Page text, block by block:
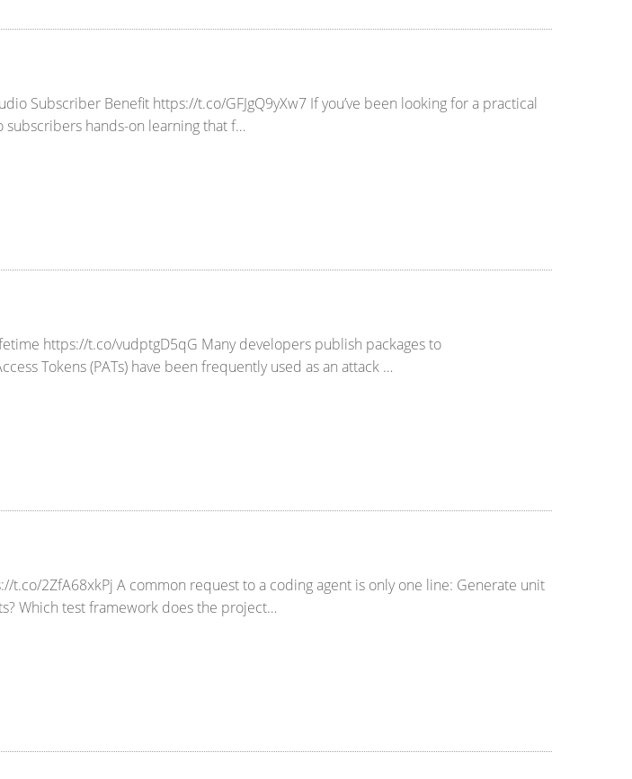
Subscriber Benefit https://t.co/GFJgQ9yXw7 If you’ve been looking for a practical
subscribers hands-on learning that f…
https://t.co/vudptgD5qG Many developers publish packages to
Tokens (PATs) have been frequently used as an attack …
2ZfA68xkPj A common request to a coding agent is only one line: Generate unit
Which test framework does the project…